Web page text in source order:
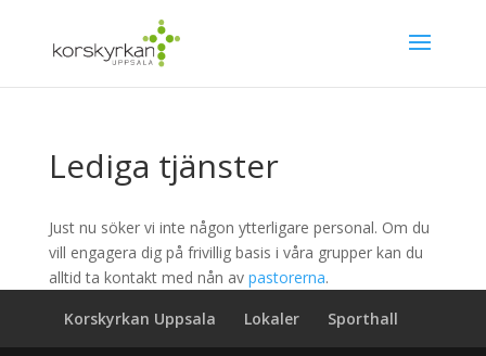
Lediga tjänster
Just nu söker vi inte någon ytterligare personal. Om du
vill engagera dig på frivillig basis i våra grupper kan du
alltid ta kontakt med nån av pastorerna.
Korskyrkan Uppsala
Lokaler Sporthall